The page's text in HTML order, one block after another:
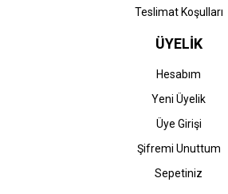
0,00 TL
STOK BİLGİSİNİ SORUNUZ
HP
Teslimat Koşulları
ÜYELİK
Hesabım
Yeni Üyelik
Üye Girişi
Şifremi Unuttum
Sepetiniz